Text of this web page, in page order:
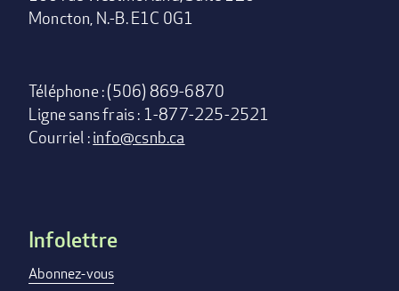
Moncton, N.-B. E1C 0G1
Téléphone : (506) 869-6870
Ligne sans frais : 1-877-225-2521
Courriel :info@csnb.ca
Footer
menu
Infolettre
Abonnez-vous